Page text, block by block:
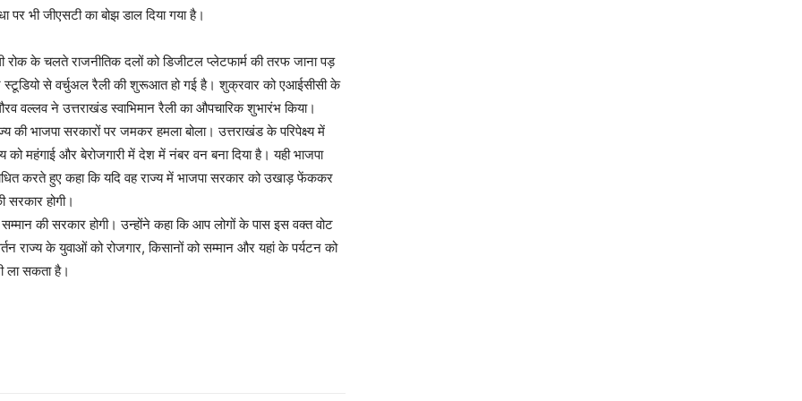
भी जीएसटी का बोझ डाल दिया गया है।
रोक के चलते राजनीतिक दलों को डिजीटल प्लेटफार्म की तरफ जाना पड़
से वर्चुअल रैली की शुरूआत हो गई है। शुक्रवार को एआईसीसी के
वल्लव ने उत्तराखंड स्वाभिमान रैली का औपचारिक शुभारंभ किया।
भाजपा सरकारों पर जमकर हमला बोला। उत्तराखंड के परिपेक्ष्य में
को महंगाई और बेरोजगारी में देश में नंबर वन बना दिया है। यही भाजपा
करते हुए कहा कि यदि वह राज्य में भाजपा सरकार को उखाड़ फेंककर
होगी।
की सरकार होगी। उन्होंने कहा कि आप लोगों के पास इस वक्त वोट
राज्य के युवाओं को रोजगार, किसानों को सम्मान और यहां के पर्यटन को
ला सकता है।